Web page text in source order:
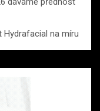
Hydrafacial na míru